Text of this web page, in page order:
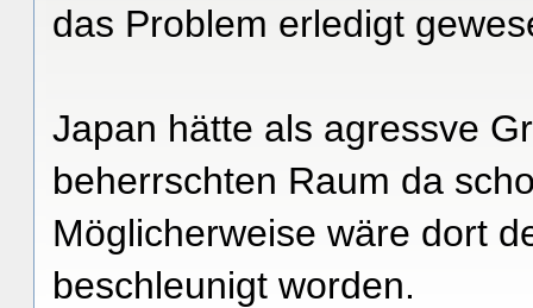
das Problem erledigt
Japan hätte als agressve
beherrschten Raum da
Möglicherweise wäre dort
beschleunigt worden.